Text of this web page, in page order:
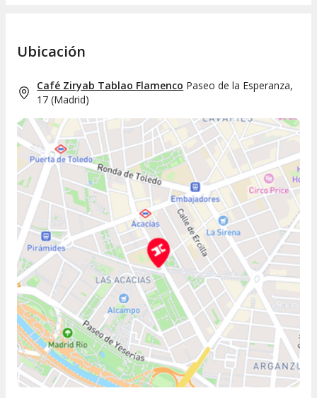
Ubicación
Café Ziryab Tablao Flamenco Paseo de la Esperanza,
17 (Madrid)